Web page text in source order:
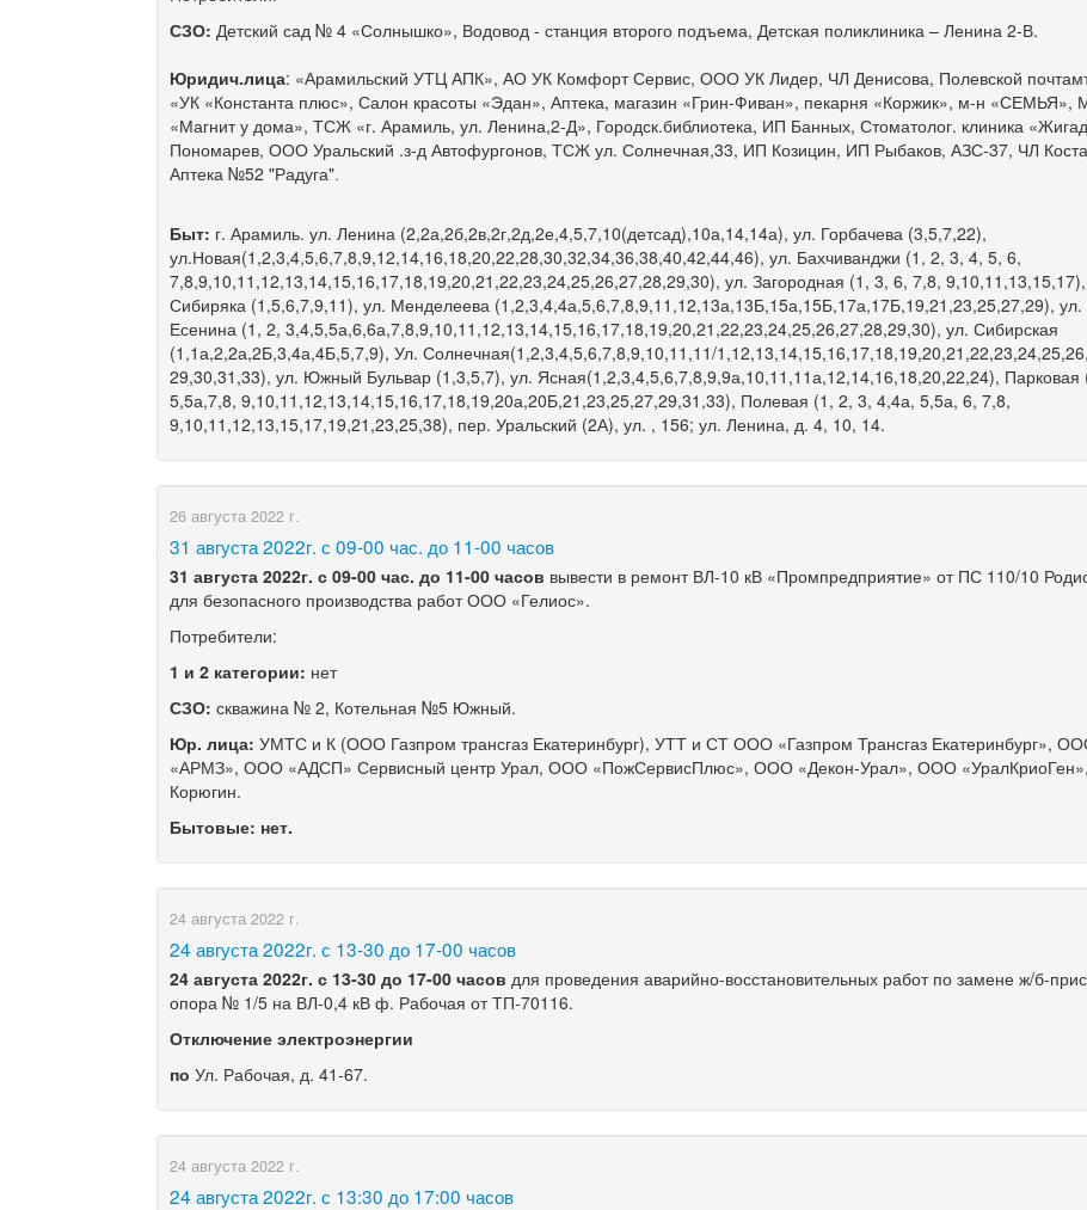
СЗО: Детский сад № 4 «Солнышко», Водовод - станция второго подъема, Детская поликлиника – Ленина 2-В.
Юридич.лица: «Арамильский УТЦ АПК», АО УК Комфорт Сервис, ООО УК Лидер, ЧЛ Денисова, Полевской
«УК «Константа плюс», Салон красоты «Эдан», Аптека, магазин «Грин-Фиван», пекарня «Коржик», м-н «СЕМЬЯ»,
«Магнит у дома», ТСЖ «г. Арамиль, ул. Ленина,2-Д», Городск.библиотека, ИП Банных, Стоматолог. клиника
Пономарев, ООО Уральский .з-д Автофургонов, ТСЖ ул. Солнечная,33, ИП Козицин, ИП Рыбаков, АЗС-37, ЧЛ
Аптека №52 "Радуга".
Быт: г. Арамиль. ул. Ленина (2,2а,2б,2в,2г,2д,2е,4,5,7,10(детсад),10а,14,14а), ул. Горбачева (3,5,7,22),
ул.Новая(1,2,3,4,5,6,7,8,9,12,14,16,18,20,22,28,30,32,34,36,38,40,42,44,46), ул. Бахчиванджи (1, 2, 3, 4, 5, 6,
7,8,9,10,11,12,13,14,15,16,17,18,19,20,21,22,23,24,25,26,27,28,29,30), ул. Загородная (1, 3, 6, 7,8,
Сибиряка (1,5,6,7,9,11), ул. Менделеева (1,2,3,4,4а,5,6,7,8,9,11,12,13а,13Б,15а,15Б,17а,17Б,19,21,23,25,27,29),
Есенина (1, 2, 3,4,5,5а,6,6а,7,8,9,10,11,12,13,14,15,16,17,18,19,20,21,22,23,24,25,26,27,28,29,30), ул. Сибирская
(1,1а,2,2а,2Б,3,4а,4Б,5,7,9), Ул. Солнечная(1,2,3,4,5,6,7,8,9,10,11,11/
29,30,31,33), ул. Южный Бульвар (1,3,5,7), ул. Ясная(1,2,3,4,5,6,7,8,9,9а,10,11,11а,12,14,16,18,20,22,24), Парковая
5,5а,7,8, 9,10,11,12,13,14,15,16,17,18,19,20а,20Б,21,23,25,27,29,31,33), Полевая (1, 2, 3, 4,4а, 5,5а, 6, 7,8,
9,10,11,12,13,15,17,19,21,23,25,38), пер. Уральский (2А), ул. , 156; ул. Ленина, д. 4, 10, 14.
26 августа 2022 г.
​31 августа 2022г. с 09-00 час. до 11-00 часов
31 августа 2022г. с09-00 час. до 11-00 часов вывести в ремонт ВЛ-10 кВ «Промпредприятие» от ПС 110/10
для безопасного производства работ ООО «Гелиос».
Потребители:
1 и 2 категории: нет
СЗО:скважина № 2, Котельная №5 Южный.
Юр. лица:УМТС и К (ООО Газпром трансгаз Екатеринбург), УТТ и СТ ООО «Газпром Трансгаз Екатеринбург»,
«АРМЗ», ООО «АДСП» Сервисный центр Урал, ООО «ПожСервисПлюс», ООО «Декон-Урал», ООО
Корюгин.
Бытовые: нет.
24 августа 2022 г.
​24 августа 2022г. с 13-30 до 17-00 часов
24 августа 2022г. с 13-30 до 17-00 часов для проведения аварийно-восстановительных работ по замене ж/б-
опора № 1/5 на ВЛ-0,4 кВ ф. Рабочая от ТП-70116.
Отключение электроэнергии
поУл. Рабочая, д. 41-67.
24 августа 2022 г.
​24 августа 2022г. с 13:30 до 17:00 часов